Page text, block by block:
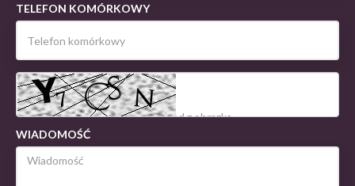
TELEFON KOMÓRKOWY
WIADOMOŚĆ